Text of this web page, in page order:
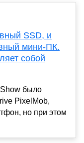
SSD, и
мини-ПК.
собой
было
PixelMob,
но при этом